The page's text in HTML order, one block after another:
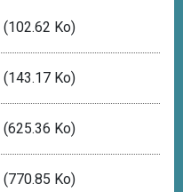
(102.62 Ko)
(143.17 Ko)
(625.36 Ko)
(770.85 Ko)